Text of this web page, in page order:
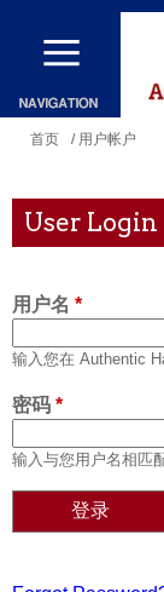
你
这
里
首页 / 用户帐户
User Login
用户名 *
输入您在 Authentic
密码 *
输入与您用户名相匹